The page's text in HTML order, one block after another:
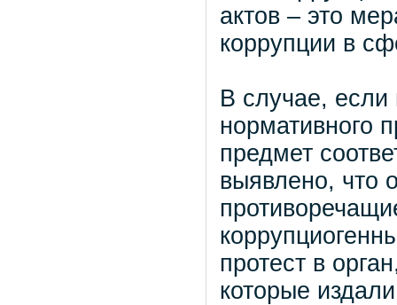
актов – это
коррупции в
В случае, если
нормативного
предмет
выявлено, что
протест в
которые